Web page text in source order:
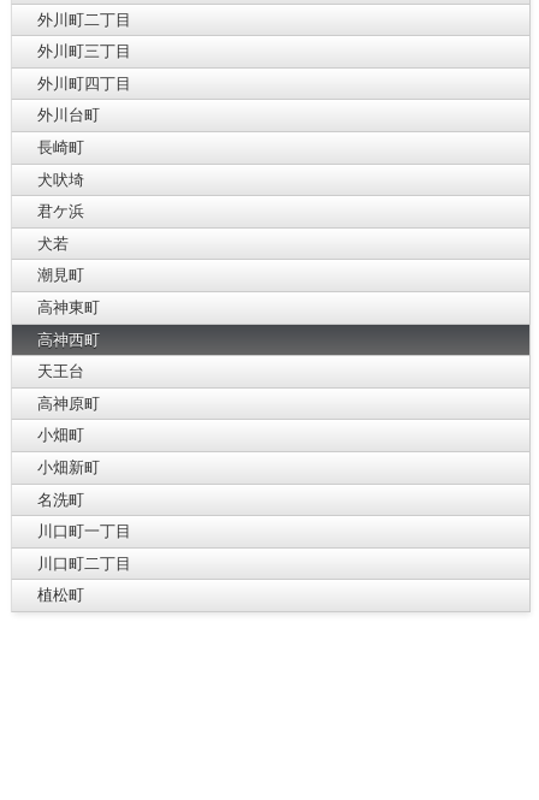
外川町二丁目
外川町三丁目
外川町四丁目
外川台町
長崎町
犬吠埼
君ケ浜
犬若
潮見町
高神東町
高神西町
天王台
高神原町
小畑町
小畑新町
名洗町
川口町一丁目
川口町二丁目
植松町